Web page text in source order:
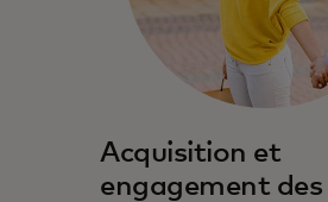
Acquisition et
engagement des